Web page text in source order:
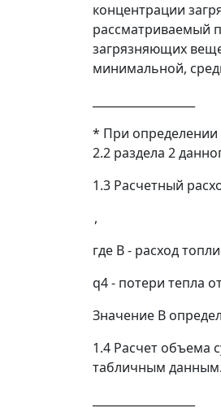
концентрации
рассматриваемый
загрязняющих
минимальной,
* При определении
2.2 раздела 2
1.3 Расчетный
,
где В- расход
q4- потери тепла
Значение В
1.4 Расчет объема
табличным